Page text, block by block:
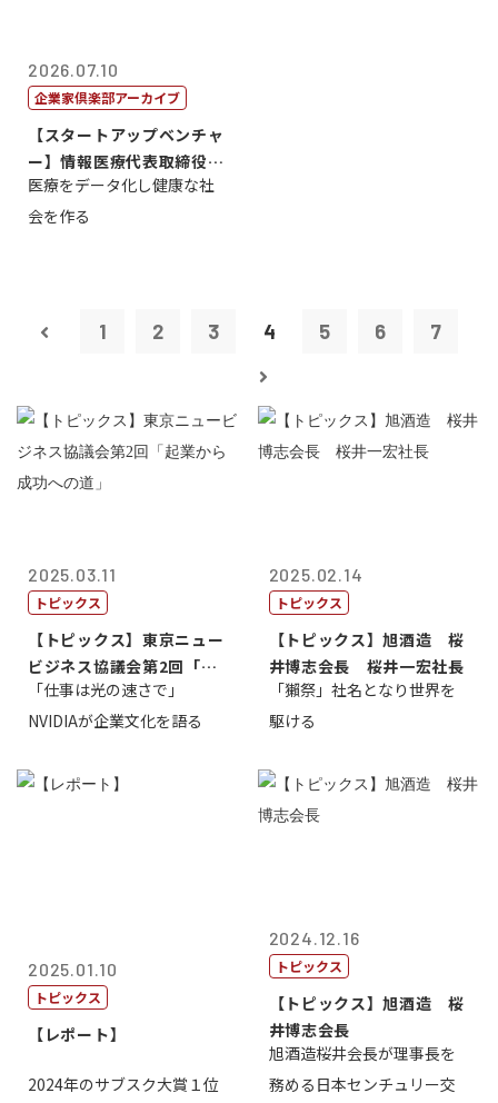
2026.07.10
企業家倶楽部アーカイブ
【スタートアップベンチャ
ー】情報医療代表取締役
原 聖吾
医療をデータ化し健康な社
会を作る
1 2 3 4 5 6 7
2025.03.11
トピックス
【トピックス】東京ニュー
ビジネス協議会第2回「起
業から成功へ...
「仕事は光の速さで」
NVIDIAが企業文化を語る
2025.02.14
トピックス
【トピックス】旭酒造 桜
井博志会長 桜井一宏社長
「獺祭」社名となり世界を
駆ける
2025.01.10
トピックス
【レポート】
2024年のサブスク大賞１位
2024.12.16
トピックス
【トピックス】旭酒造 桜
井博志会長
旭酒造桜井会長が理事長を
務める日本センチュリー交